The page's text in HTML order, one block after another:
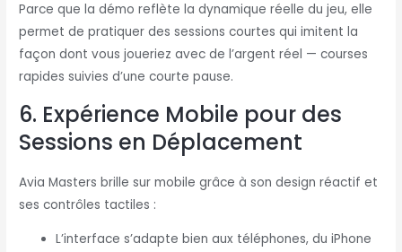
Parce que la démo reflète la dynamique réelle du jeu, elle
permet de pratiquer des sessions courtes qui imitent la
façon dont vous joueriez avec de l’argent réel — courses
rapides suivies d’une courte pause.
6. Expérience Mobile pour des
Sessions en Déplacement
Avia Masters brille sur mobile grâce à son design réactif et
ses contrôles tactiles :
L’interface s’adapte bien aux téléphones, du iPhone